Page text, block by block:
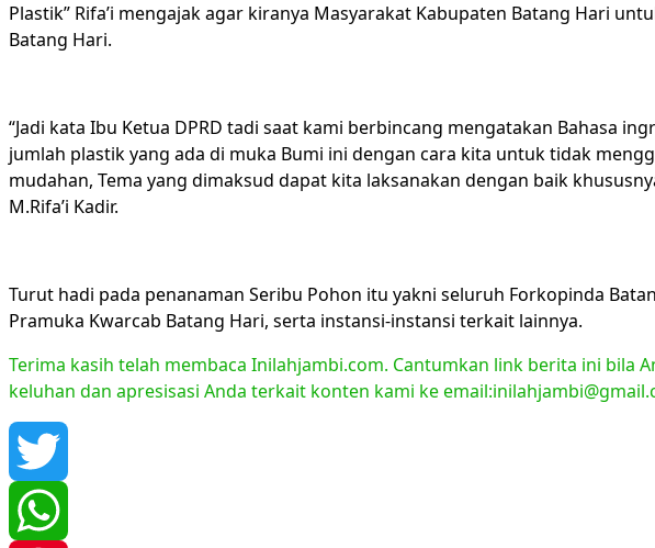
Plastik” Rifa’i mengajak agar kiranya Masyarakat Kabupaten Batang Hari
Batang Hari.
“Jadi kata Ibu Ketua DPRD tadi saat kami berbincang mengatakan Bahasa
jumlah plastik yang ada di muka Bumi ini dengan cara kita untuk tidak
mudahan, Tema yang dimaksud dapat kita laksanakan dengan baik
M.Rifa’i Kadir.
Turut hadi pada penanaman Seribu Pohon itu yakni seluruh Forkopinda
Pramuka Kwarcab Batang Hari, serta instansi-instansi terkait lainnya.
Terima kasih telah membaca Inilahjambi.com. Cantumkan link berita ini bila
keluhan dan apresisasi Anda terkait konten kami ke
Twitter